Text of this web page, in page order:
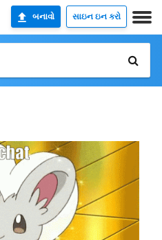
બનાવો સાઇન ઇન કરો